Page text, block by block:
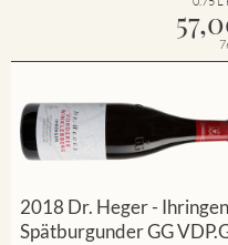
2018 Dr. Heger -
Spätburgunder GG